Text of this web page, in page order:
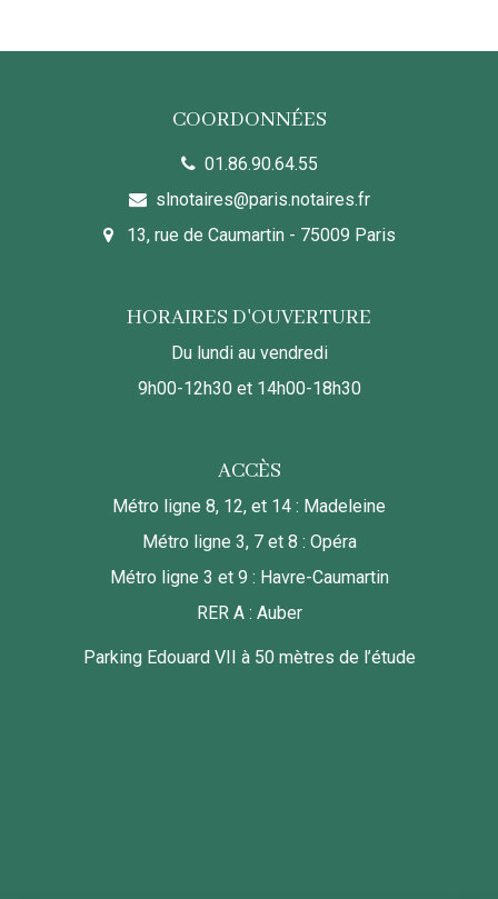
COORDONNÉES
01.86.90.64.55
slnotaires@paris.notaires.fr
13, rue de Caumartin - 75009 Paris
HORAIRES D'OUVERTURE
Du lundi au vendredi
9h00-12h30 et 14h00-18h30
ACCÈS
Métro ligne 8, 12, et 14 : Madeleine
Métro ligne 3, 7 et 8 : Opéra
Métro ligne 3 et 9 : Havre-Caumartin
RER A : Auber
Parking Edouard VII à 50 mètres de l’étude